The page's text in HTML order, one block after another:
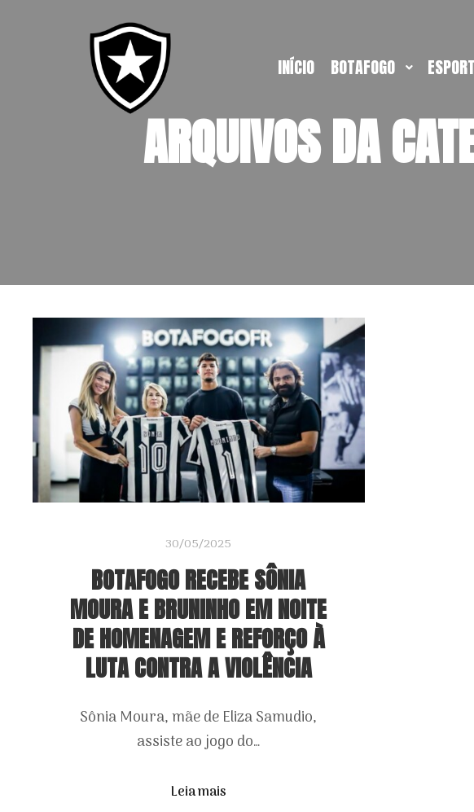
INÍCIO BOTAFOGO
ARQUIVOS DA
30/05/2025
BOTAFOGO RECEBE SÔNIA
MOURA E BRUNINHO EM NOITE
DE HOMENAGEM E REFORÇO À
LUTA CONTRA A VIOLÊNCIA
Sônia Moura, mãe de Eliza Samudio,
assiste ao jogo do…
Leia mais